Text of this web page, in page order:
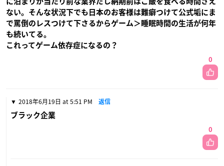
ない。そんな状況下でも日本のお客様は難癖つけて公式垢にま
で罵倒のレスつけて下さるからゲーム＞睡眠時間の生活が何年
も続いてる。
これってゲーム依存症になるの？
0
2018年6月19日 at 5:51 PM 返信
ブラック企業
0